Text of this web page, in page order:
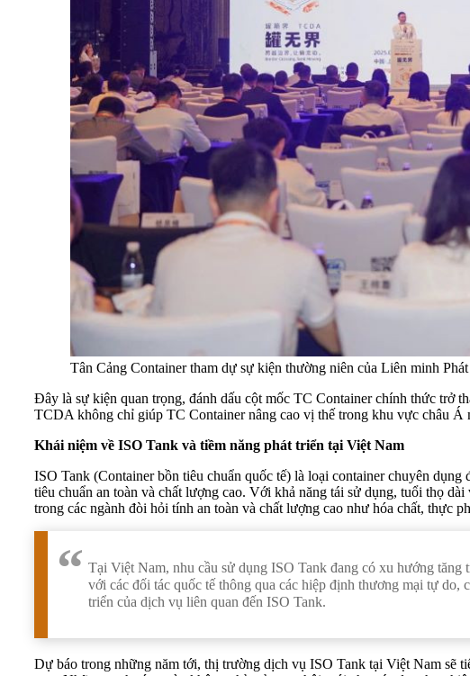
Tân Cảng Container tham dự sự kiện thường niên của Liên minh
Đây là sự kiện quan trọng, đánh dấu cột mốc TC Container chính thức trở
TCDA không chỉ giúp TC Container nâng cao vị thế trong khu vực châu Á
Khái niệm về ISO Tank và tiềm năng phát triển tại Việt Nam
ISO Tank (Container bồn tiêu chuẩn quốc tế) là loại container chuyên
tiêu chuẩn an toàn và chất lượng cao. Với khả năng tái sử dụng, tuổi thọ
trong các ngành đòi hỏi tính an toàn và chất lượng cao như hóa chất, thực
Tại Việt Nam, nhu cầu sử dụng ISO Tank đang có xu hướng tăng
với các đối tác quốc tế thông qua các hiệp định thương mại tự
triển của dịch vụ liên quan đến ISO Tank.
Dự báo trong những năm tới, thị trường dịch vụ ISO Tank tại Việt Nam sẽ